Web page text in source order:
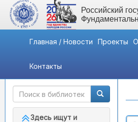
Российский
Главная / Новости Проекты
Контакты
Быстрый доступ
Здесь ищут и